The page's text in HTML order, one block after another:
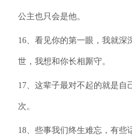
公主也只会是他。
16、看见你的第一眼，我就深
世，我想和你长相厮守。
17、这辈子最对不起的就是自
次。
18、些事我们终生难忘，有些